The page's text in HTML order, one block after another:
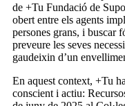
de +Tu Fundació de
obert entre els agents
persones grans, i buscar
preveure les seves
gaudeixin d’un
En aquest context, +Tu
conscient i actiu: